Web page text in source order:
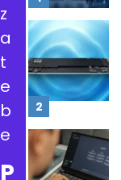
z
a
t
e
b
e
P